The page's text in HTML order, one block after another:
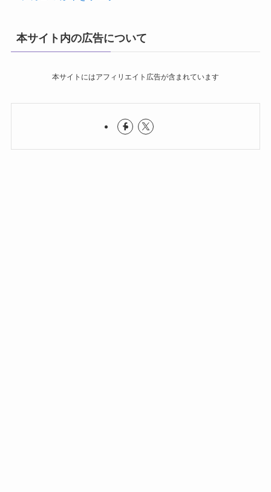
本サイト内の広告について
本サイトにはアフィリエイト広告が含まれています